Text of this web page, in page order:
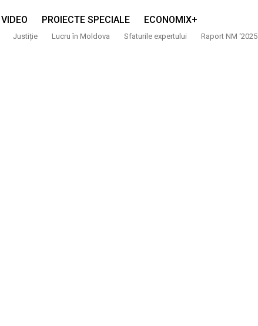
VIDEO PROIECTE SPECIALE ECONOMIX+
Justiție Lucru în Moldova Sfaturile expertului Raport NM ‘2025